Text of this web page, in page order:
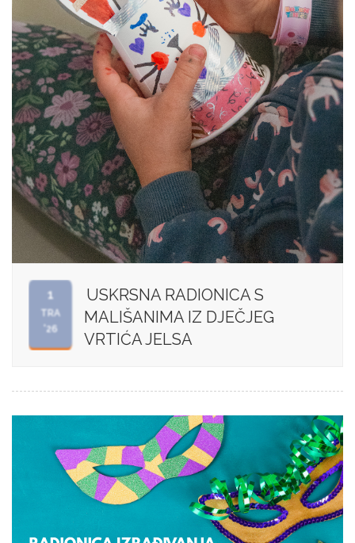
1
TRA
'26
USKRSNA RADIONICA S
MALIŠANIMA IZ DJEČJEG
VRTIĆA JELSA